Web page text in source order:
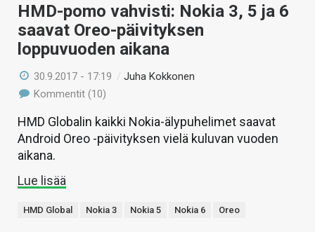
HMD-pomo vahvisti: Nokia 3, 5 ja 6
saavat Oreo-päivityksen
loppuvuoden aikana
30.9.2017 - 17:19 /Juha Kokkonen
Kommentit (10)
HMD Globalin kaikki Nokia-älypuhelimet saavat
Android Oreo -päivityksen vielä kuluvan vuoden
aikana.
Lue lisää
HMD Global Nokia 3 Nokia 5 Nokia 6 Oreo